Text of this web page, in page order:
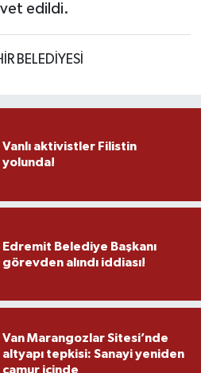
edildi.
BELEDİYESİ
Vanlı aktivistler Filistin
yolunda!
Edremit Belediye Başkanı
görevden alındı iddiası!
Van Marangozlar Sitesi’nde
altyapı tepkisi: Sanayi yeniden
çamur içinde